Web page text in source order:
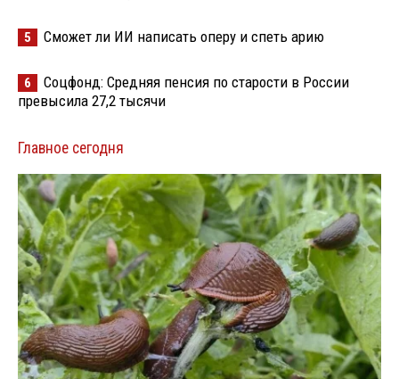
5 Сможет ли ИИ написать оперу и спеть арию
6
Соцфонд: Средняя пенсия по старости в России
превысила 27,2 тысячи
Главное сегодня